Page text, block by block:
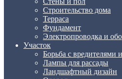
Строительство дома
Терраса
Фундамент
Электропроводка и
Участок
Борьба с вредителями
Лампы для рассады
Ландшафтный дизайн